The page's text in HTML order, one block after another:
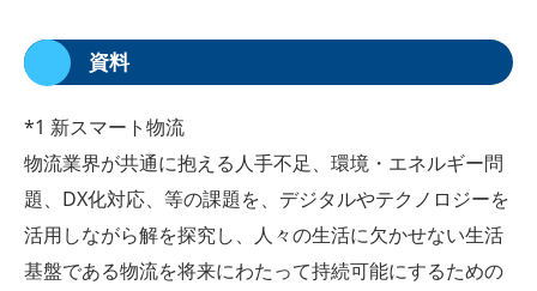
資料
*1 新スマート物流
物流業界が共通に抱える人手不足、環境・エネルギー問
題、DX化対応、等の課題を、デジタルやテクノロジーを
活用しながら解を探究し、人々の生活に欠かせない生活
基盤である物流を将来にわたって持続可能にするための